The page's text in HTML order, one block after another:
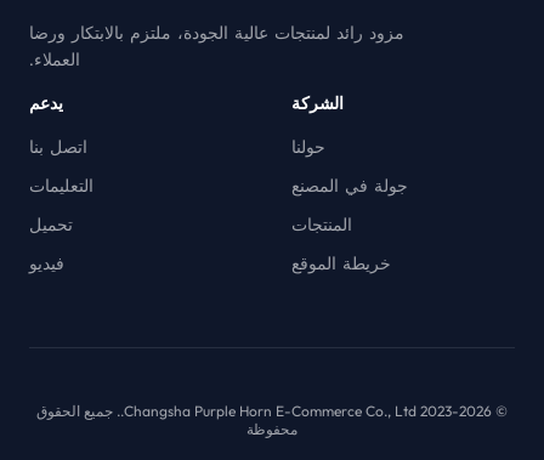
مزود رائد لمنتجات عالية الجودة، ملتزم بالابتكار ورضا
العملاء.
الشركة
حولنا
جولة في المصنع
المنتجات
خريطة الموقع
يدعم
اتصل بنا
التعليمات
تحميل
فيديو
© 2023-2026 Changsha Purple Horn E-Commerce Co., Ltd.. جميع الحقوق
محفوظة